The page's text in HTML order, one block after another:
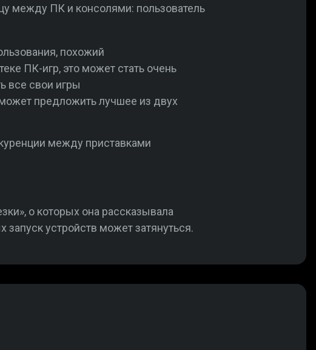
между ПК и консолями: пользователь
похожий
ПК-игр, это может стать очень
все свои игры
предложить лучшее из двух
между приставками
о которых она рассказывала
устройств может затянуться.